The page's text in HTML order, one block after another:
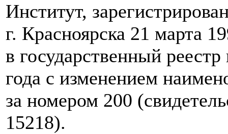
Институт,
г. Красноярска 21 марта
в государственный
года с изменением
за номером 200
15218).